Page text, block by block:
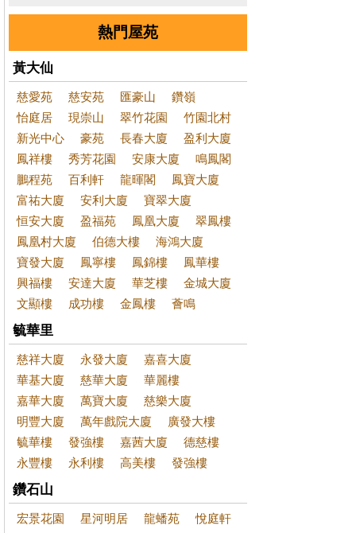
熱門屋苑
黃大仙
慈愛苑 慈安苑 匯豪山
鑽嶺
怡庭居
現崇山 翠竹花園
竹園北村
新光中心
豪苑 長春大廈
盈利大廈
鳳祥樓
秀芳花園 安康大廈
鳴鳳閣
鵬程苑
百利軒 龍暉閣
鳳寶大廈
富祐大廈
安利大廈
寶翠大廈
恒安大廈
盈福苑 鳳凰大廈
翠鳳樓
鳳凰村大廈
伯德大樓
海鴻大廈
寶發大廈
鳳寧樓 鳳錦樓
鳳華樓
興福樓
安達大廈 華芝樓
金城大廈
文顯樓
成功樓 金鳳樓 薈鳴
毓華里
慈祥大廈 永發大廈
嘉喜大廈
華基大廈
慈華大廈
華麗樓
嘉華大廈
萬寶大廈
慈樂大廈
明豐大廈
萬年戲院大廈
廣發大樓
毓華樓
發強樓 嘉茜大廈
德慈樓
永豐樓
永利樓 高美樓 發強樓
鑽石山
宏景花園 星河明居 龍蟠苑
悅庭軒